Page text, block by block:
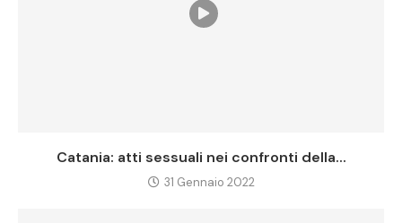
Catania: atti sessuali nei confronti della...
31 Gennaio 2022